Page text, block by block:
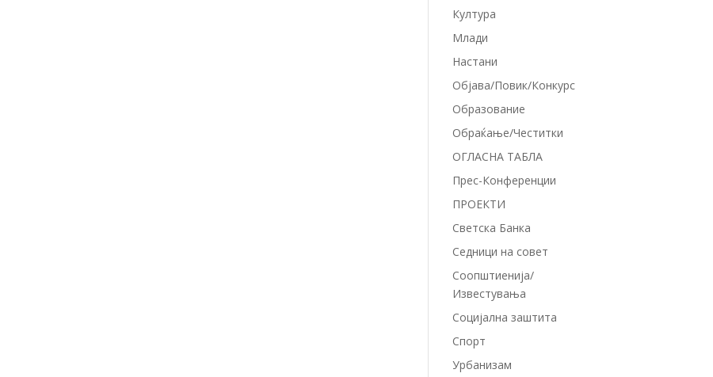
Култура
Млади
Настани
Објава/Повик/Конкурс
Образование
Обраќање/Честитки
ОГЛАСНА ТАБЛА
Прес-Конференции
ПРОЕКТИ
Светска Банка
Седници на совет
Соопштиенија/
Известувања
Социјална заштита
Спорт
Урбанизам